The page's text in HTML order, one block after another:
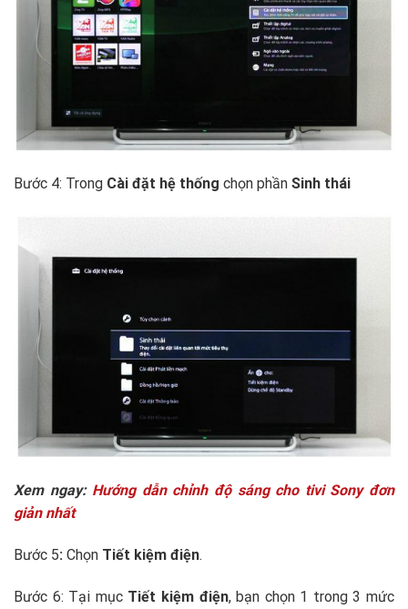
Bước 4: Trong Cài đặt hệ thống chọn phần Sinh thái
Xem ngay: Hướng dẫn chỉnh độ sáng cho tivi Sony đơn
giản nhất
Bước 5: Chọn Tiết kiệm điện.
Bước 6: Tại mục Tiết kiệm điện, bạn chọn 1 trong 3 mức